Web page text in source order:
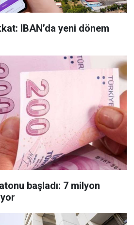
IBAN’da yeni dönem
başladı: 7 milyon